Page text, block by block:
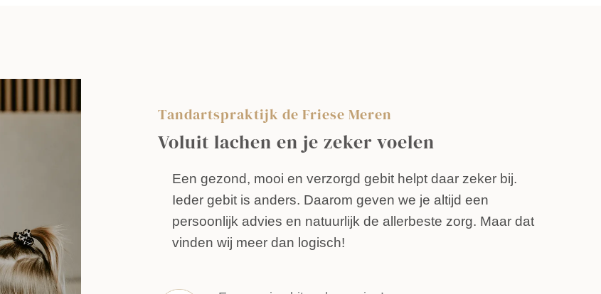
Tandartspraktijk de Friese Meren
Voluit lachen en je zeker voelen
Een gezond, mooi en verzorgd gebit helpt daar zeker bij.
Ieder gebit is anders. Daarom geven we je altijd een
persoonlijk advies en natuurlijk de allerbeste zorg. Maar dat
vinden wij meer dan logisch!